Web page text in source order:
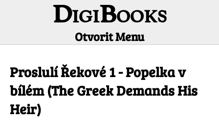
DigiBooks
Otvorit Menu
Proslulí Řekové 1 - Popelka v
bílém (The Greek Demands His
Heir)